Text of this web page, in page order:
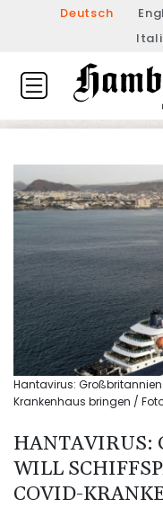
Deutsch
Hantavirus:
Krankenhaus bringen /
HANTAVIRUS:
ILL
OVID-